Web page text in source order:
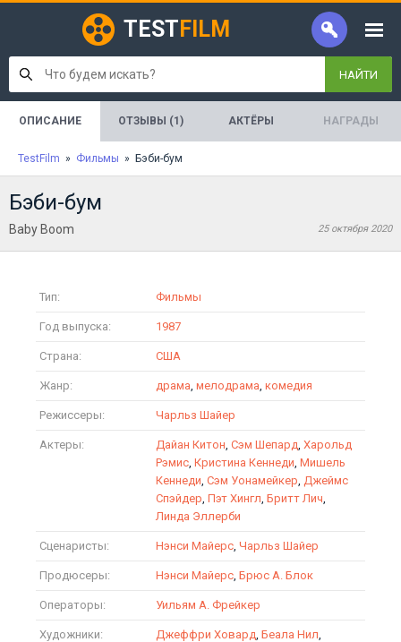
TEST FILM
НАЙТИ
ОПИСАНИЕ ОТЗЫВЫ (1) АКТЁРЫ НАГРАДЫ
TestFilm » Фильмы » Бэби-бум
Бэби-бум
Baby Boom 25 октября 2020
Тип: Фильмы
Год выпуска: 1987
Страна: США
Жанр: драма, мелодрама, комедия
Режиссеры: Чарльз Шайер
Актеры: Дайан Китон, Сэм Шепард, Харольд
Рэмис, Кристина Кеннеди, Мишель
Кеннеди, Сэм Уонамейкер, Джеймс
Спэйдер, Пэт Хингл, Бритт Лич,
Линда Эллерби
Сценаристы: Нэнси Майерс, Чарльз Шайер
Продюсеры: Нэнси Майерс, Брюс А. Блок
Операторы: Уильям А. Фрейкер
Художники: Джеффри Ховард, Беала Нил,